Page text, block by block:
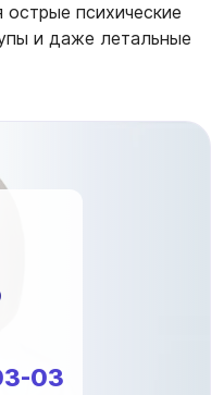
психические
и даже летальные
03